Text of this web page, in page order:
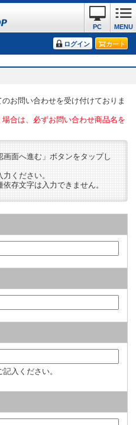
MENU
PC
ログイン カート
お問い合わせを受け付けておりま
合は、必ずお問い合わせ商品名を
面へ進む」ボタンをタップし
ください。
存文字は入力できません。
入ください。